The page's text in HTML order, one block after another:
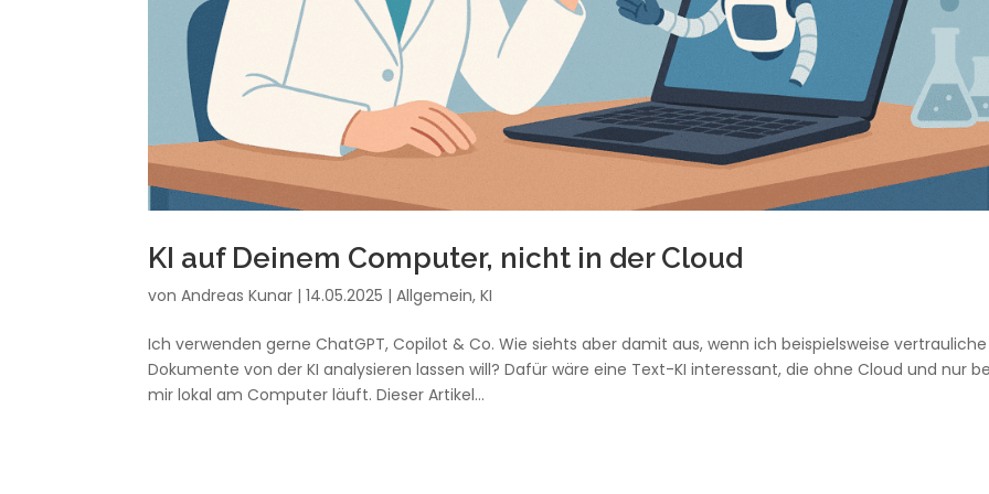
KI auf Deinem Computer, nicht in der Cloud
vonAndreas Kunar |14.05.2025 |Allgemein,KI
Ich verwenden gerne ChatGPT, Copilot & Co. Wie siehts aber damit aus, wenn ich beispielsweise vertrauliche
Dokumente von der KI analysieren lassen will? Dafür wäre eine Text-KI interessant, die ohne Cloud und nur
mir lokal am Computer läuft. Dieser Artikel...